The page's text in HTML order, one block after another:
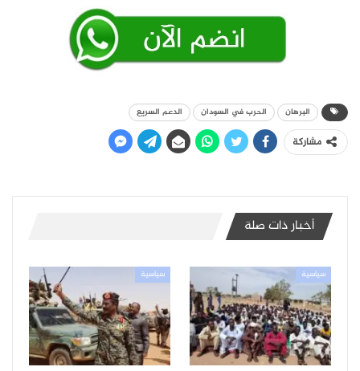
البرهان الحرب في السودان الدعم السريع
مشاركة
أخبار ذات صلة
سياسية سياسية